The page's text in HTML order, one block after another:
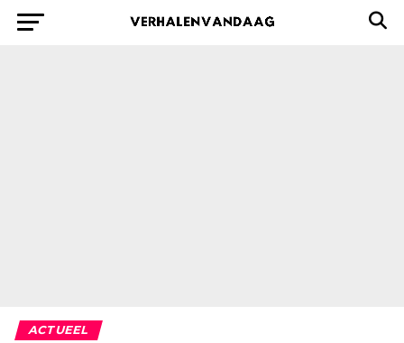
ACTUEEL